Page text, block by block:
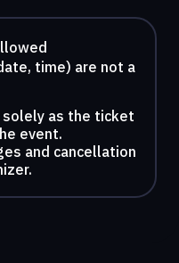
time) are not a
as the ticket
event.
and cancellation